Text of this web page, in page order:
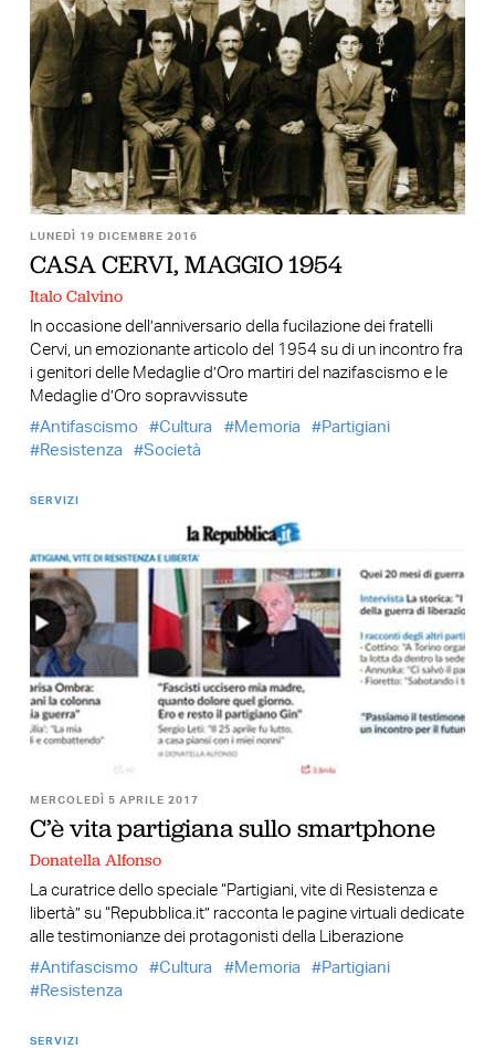
LUNEDÌ 19 DICEMBRE 2016
CASA CERVI, MAGGIO 1954
Italo Calvino
In occasione dell’anniversario della fucilazione dei fratelli
Cervi, un emozionante articolo del 1954 su di un incontro fra
i genitori delle Medaglie d’Oro martiri del nazifascismo e le
Medaglie d’Oro sopravvissute
Antifascismo
Cultura Memoria
Partigiani
Resistenza
Società
SERVIZI
MERCOLEDÌ 5 APRILE 2017
C’è vita partigiana sullo smartphone
Donatella Alfonso
La curatrice dello speciale “Partigiani, vite di Resistenza e
libertà” su “Repubblica.it” racconta le pagine virtuali dedicate
alle testimonianze dei protagonisti della Liberazione
Antifascismo
Cultura Memoria
Partigiani
Resistenza
SERVIZI